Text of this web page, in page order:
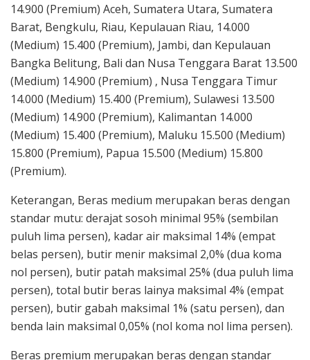
14.900 (Premium) Aceh, Sumatera Utara, Sumatera
Barat, Bengkulu, Riau, Kepulauan Riau, 14.000
(Medium) 15.400 (Premium), Jambi, dan Kepulauan
Bangka Belitung, Bali dan Nusa Tenggara Barat 13.500
(Medium) 14.900 (Premium) , Nusa Tenggara Timur
14.000 (Medium) 15.400 (Premium), Sulawesi 13.500
(Medium) 14.900 (Premium), Kalimantan 14.000
(Medium) 15.400 (Premium), Maluku 15.500 (Medium)
15.800 (Premium), Papua 15.500 (Medium) 15.800
(Premium).
Keterangan, Beras medium merupakan beras dengan
standar mutu: derajat sosoh minimal 95% (sembilan
puluh lima persen), kadar air maksimal 14% (empat
belas persen), butir menir maksimal 2,0% (dua koma
nol persen), butir patah maksimal 25% (dua puluh lima
persen), total butir beras lainya maksimal 4% (empat
persen), butir gabah maksimal 1% (satu persen), dan
benda lain maksimal 0,05% (nol koma nol lima persen).
Beras premium merupakan beras dengan standar